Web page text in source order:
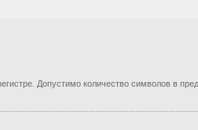
Допустимо количество символов в